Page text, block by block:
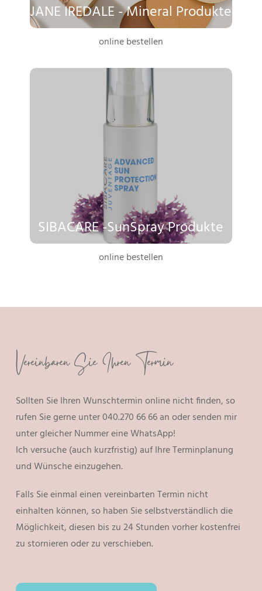
JANE IREDALE - Mineral Produkte
online bestellen
SIBACARE -SunSpray Produkte
online bestellen
Vereinbaren Sie Ihren Termin
Sollten Sie Ihren Wunschtermin online nicht finden, so
rufen Sie gerne unter 040.270 66 66 an oder senden mir
unter gleicher Nummer eine WhatsApp!
Ich versuche (auch kurzfristig) auf Ihre Terminplanung
und Wünsche einzugehen.
Falls Sie einmal einen vereinbarten Termin nicht
einhalten können, so haben Sie selbstverständlich die
Möglichkeit, diesen bis zu 24 Stunden vorher kostenfrei
zu stornieren oder zu verschieben.